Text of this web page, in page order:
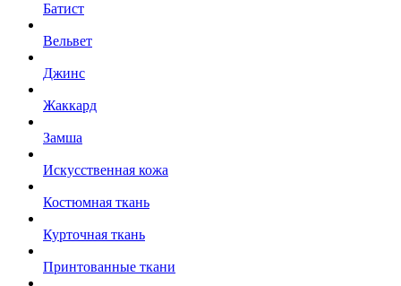
Батист
Вельвет
Джинс
Жаккард
Замша
Искусственная кожа
Костюмная ткань
Курточная ткань
Принтованные ткани